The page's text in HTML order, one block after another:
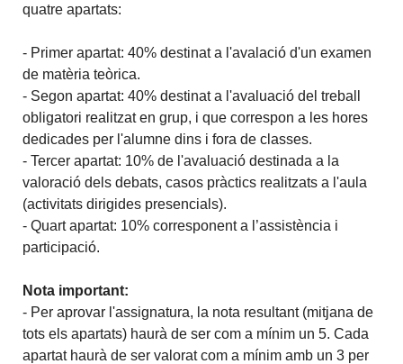
quatre apartats:
- Primer apartat: 40% destinat a l'avalació d'un examen
de matèria teòrica.
- Segon apartat: 40% destinat a l'avaluació del treball
obligatori realitzat en grup, i que correspon a les hores
dedicades per l'alumne dins i fora de classes.
- Tercer apartat: 10% de l'avaluació destinada a la
valoració dels debats, casos pràctics realitzats a l'aula
(activitats dirigides presencials).
- Quart apartat: 10% corresponent a l’assistència i
participació.
Nota important:
- Per aprovar l'assignatura, la nota resultant (mitjana de
tots els apartats) haurà de ser com a mínim un 5. Cada
apartat haurà de ser valorat com a mínim amb un 3 per